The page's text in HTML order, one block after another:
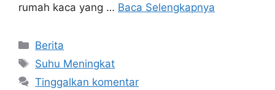
rumah kaca yang … Baca Selengkapnya
Kategori
Berita
Tag
Suhu Meningkat
Tinggalkan komentar